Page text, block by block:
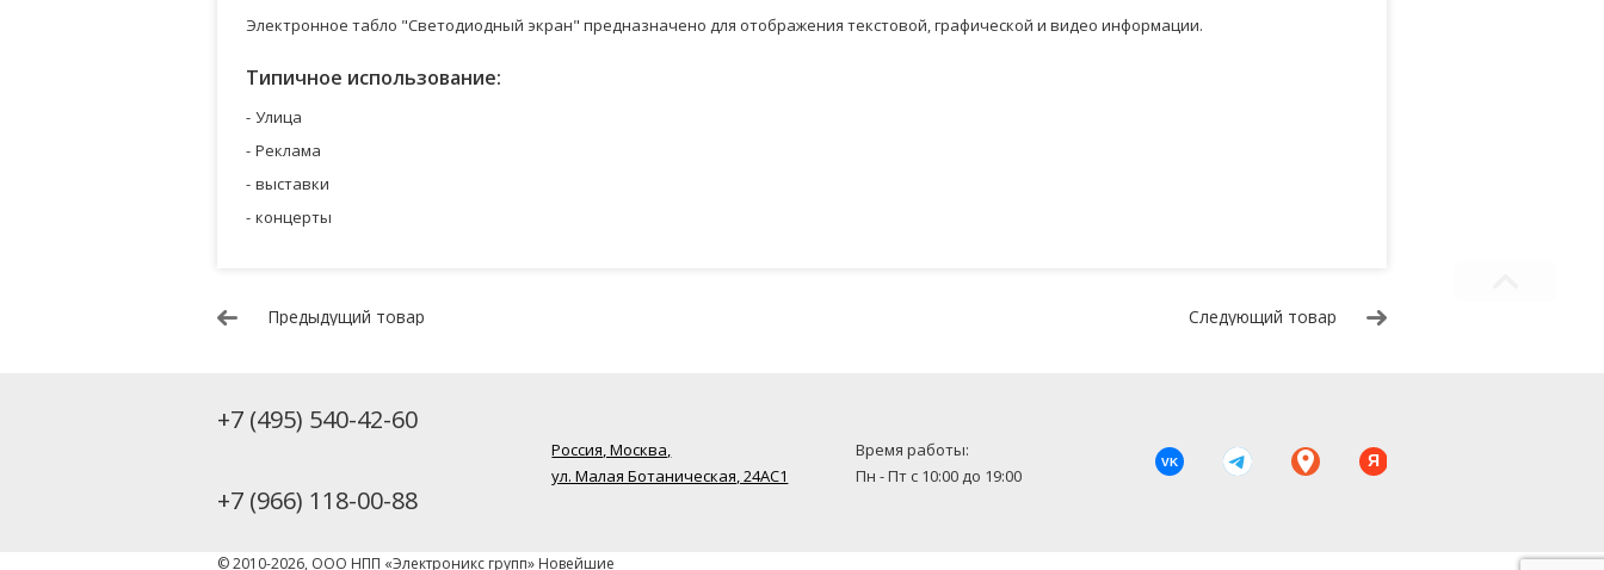
Электронное табло "Светодиодный экран" предназначено для отображения текстовой, графической и видео информации.
Типичное использование:
Улица
Реклама
выставки
концерты
Предыдущий товар Следующий товар
+7 (495) 540-42-60
+7 (966) 118-00-88
Россия, Москва,
ул. Малая Ботаническая, 24AC1
Время работы:
Пн - Пт с 10:00 до 19:00
VK Я
© 2010-2026, ООО НПП «Электроникс групп» Новейшие